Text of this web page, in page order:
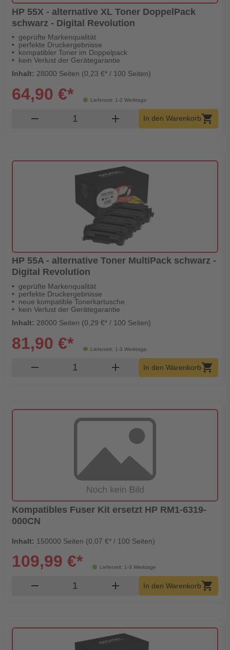
HP 55X - alternative XL Toner DoppelPack
schwarz - Digital Revolution
geprüfte Markenqualität
perfekte Druckergebnisse
kompatibler Toner im Doppelpack
kein Verlust der Gerätegarantie
Inhalt: 28000 Seiten (0,23 €* / 100 Seiten)
Lieferzeit: 1-2 Werktage
64,90 €*
remove Produkt Warenkorb Menge
add In den Warenkorbshopping_cart
HP 55A - alternative Toner MultiPack schwarz -
Digital Revolution
geprüfte Markenqualität
perfekte Druckergebnisse
neue kompatible Tonerkartusche
kein Verlust der Gerätegarantie
Inhalt: 28000 Seiten (0,29 €* / 100 Seiten)
Lieferzeit: 1-3 Werktage
81,90 €*
remove Produkt Warenkorb Menge
add In den Warenkorb shopping_cart
Kompatibles Fuser Kit ersetzt HP RM1-6319-
000CN
Inhalt: 150000 Seiten (0,07 €* / 100 Seiten)
Lieferzeit: 1-3 Werktage
109,99 €*
remove Produkt Warenkorb Menge
add In den Warenkorbshopping_cart